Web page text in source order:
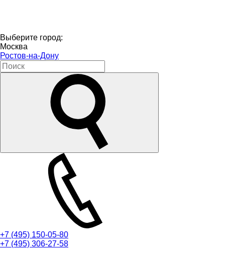
Выберите город:
Москва
Ростов-на-Дону
+7 (495) 150-05-80
+7 (495) 306-27-58